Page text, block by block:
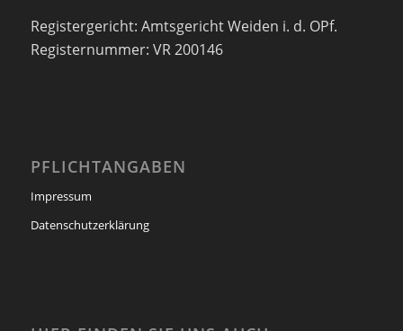
Registergericht: Amtsgericht Weiden i. d. OPf.
Registernummer: VR 200146
PFLICHTANGABEN
Impressum
Datenschutzerklärung